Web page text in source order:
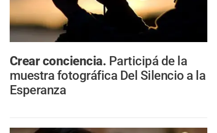
Crear conciencia. Participá de la
muestra fotográfica Del Silencio a la
Esperanza